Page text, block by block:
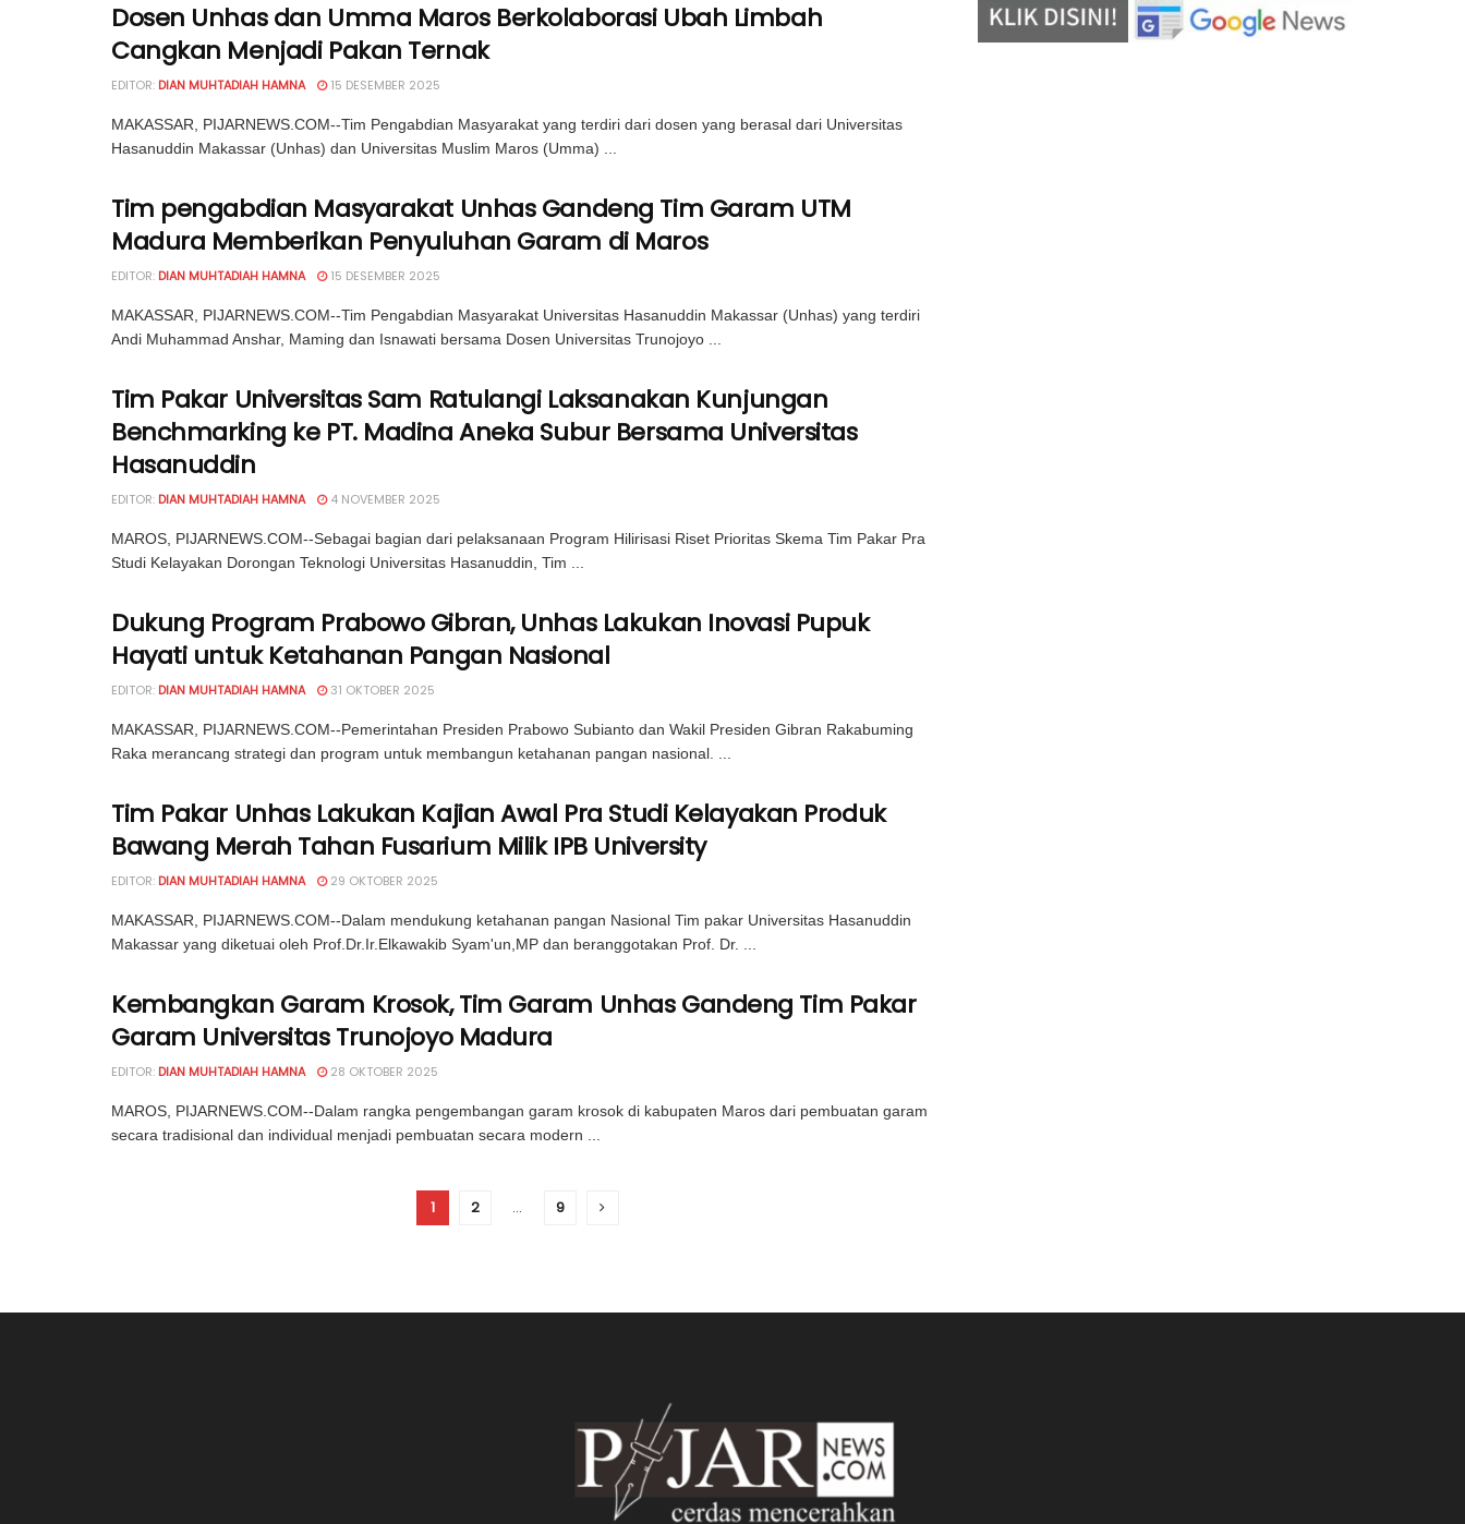
Dosen Unhas dan Umma Maros Berkolaborasi Ubah Limbah
Cangkan Menjadi Pakan Ternak
EDITOR: DIAN MUHTADIAH HAMNA 15 DESEMBER 2025
MAKASSAR, PIJARNEWS.COM--Tim Pengabdian Masyarakat yang terdiri dari dosen yang berasal dari Universitas
Hasanuddin Makassar (Unhas) dan Universitas Muslim Maros (Umma) ...
Tim pengabdian Masyarakat Unhas Gandeng Tim Garam UTM
Madura Memberikan Penyuluhan Garam di Maros
EDITOR: DIAN MUHTADIAH HAMNA 15 DESEMBER 2025
MAKASSAR, PIJARNEWS.COM--Tim Pengabdian Masyarakat Universitas Hasanuddin Makassar (Unhas) yang terdiri
Andi Muhammad Anshar, Maming dan Isnawati bersama Dosen Universitas Trunojoyo ...
Tim Pakar Universitas Sam Ratulangi Laksanakan Kunjungan
Benchmarking ke PT. Madina Aneka Subur Bersama Universitas
Hasanuddin
EDITOR: DIAN MUHTADIAH HAMNA 4 NOVEMBER 2025
MAROS, PIJARNEWS.COM--Sebagai bagian dari pelaksanaan Program Hilirisasi Riset Prioritas Skema Tim Pakar Pra
Studi Kelayakan Dorongan Teknologi Universitas Hasanuddin, Tim ...
Dukung Program Prabowo Gibran, Unhas Lakukan Inovasi Pupuk
Hayati untuk Ketahanan Pangan Nasional
EDITOR: DIAN MUHTADIAH HAMNA 31 OKTOBER 2025
MAKASSAR, PIJARNEWS.COM--Pemerintahan Presiden Prabowo Subianto dan Wakil Presiden Gibran Rakabuming
Raka merancang strategi dan program untuk membangun ketahanan pangan nasional. ...
Tim Pakar Unhas Lakukan Kajian Awal Pra Studi Kelayakan Produk
Bawang Merah Tahan Fusarium Milik IPB University
EDITOR: DIAN MUHTADIAH HAMNA 29 OKTOBER 2025
MAKASSAR, PIJARNEWS.COM--Dalam mendukung ketahanan pangan Nasional Tim pakar Universitas Hasanuddin
Makassar yang diketuai oleh Prof.Dr.Ir.Elkawakib Syam'un,MP dan beranggotakan Prof. Dr. ...
Kembangkan Garam Krosok, Tim Garam Unhas Gandeng Tim Pakar
Garam Universitas Trunojoyo Madura
EDITOR: DIAN MUHTADIAH HAMNA 28 OKTOBER 2025
MAROS, PIJARNEWS.COM--Dalam rangka pengembangan garam krosok di kabupaten Maros dari pembuatan garam
secara tradisional dan individual menjadi pembuatan secara modern ...
1 2 … 9